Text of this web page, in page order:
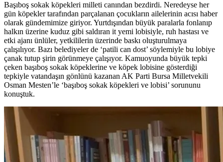
Başıboş sokak köpekleri milleti canından bezdirdi. Neredeyse her
gün köpekler tarafından parçalanan çocukların ailelerinin acısı haber
olarak gündemimize giriyor. Yurtdışından büyük paralarla fonlanıp
halkın üzerine kuduz gibi saldıran it yemi lobisiyle, ruh hastası ve
etki ajanı ünlüler, yetkililerin üzerinde baskı oluşturulmaya
çalışılıyor. Bazı belediyeler de ‘patili can dost’ söylemiyle bu lobiye
çanak tutup şirin görünmeye çalışıyor. Kamuoyunda büyük tepki
çeken başıboş sokak köpeklerine ve köpek lobisine gösterdiği
tepkiyle vatandaşın gönlünü kazanan AK Parti Bursa Milletvekili
Osman Mesten’le ‘başıboş sokak köpekleri ve lobisi’ sorununu
konuştuk.